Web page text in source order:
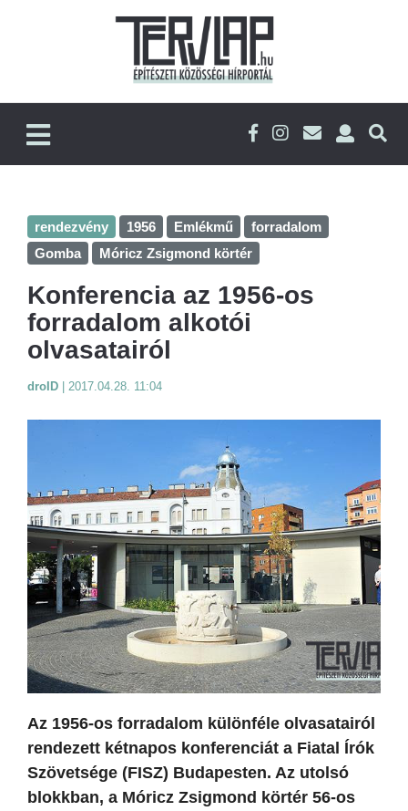
rendezvény 1956 Emlékmű
forradalom
Gomba
Móricz Zsigmond körtér
Konferencia az 1956-os
forradalom alkotói
olvasatairól
droID 2017.04.28. 11:04
Az 1956-os forradalom különféle olvasatairól
rendezett kétnapos konferenciát a Fiatal Írók
Szövetsége (FISZ) Budapesten. Az utolsó
blokkban, a Móricz Zsigmond körtér 56-os